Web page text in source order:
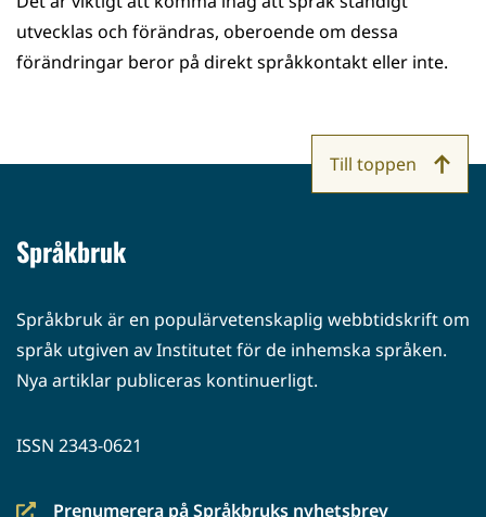
utvecklas och förändras, oberoende om dessa
förändringar beror på direkt språkkontakt eller inte.
Språkbruk
Språkbruk är en populärvetenskaplig webbtidskrift om
språk utgiven av Institutet för de inhemska språken.
Nya artiklar publiceras kontinuerligt.
ISSN 2343-0621
Prenumerera på Språkbruks nyhetsbrev
Till toppen